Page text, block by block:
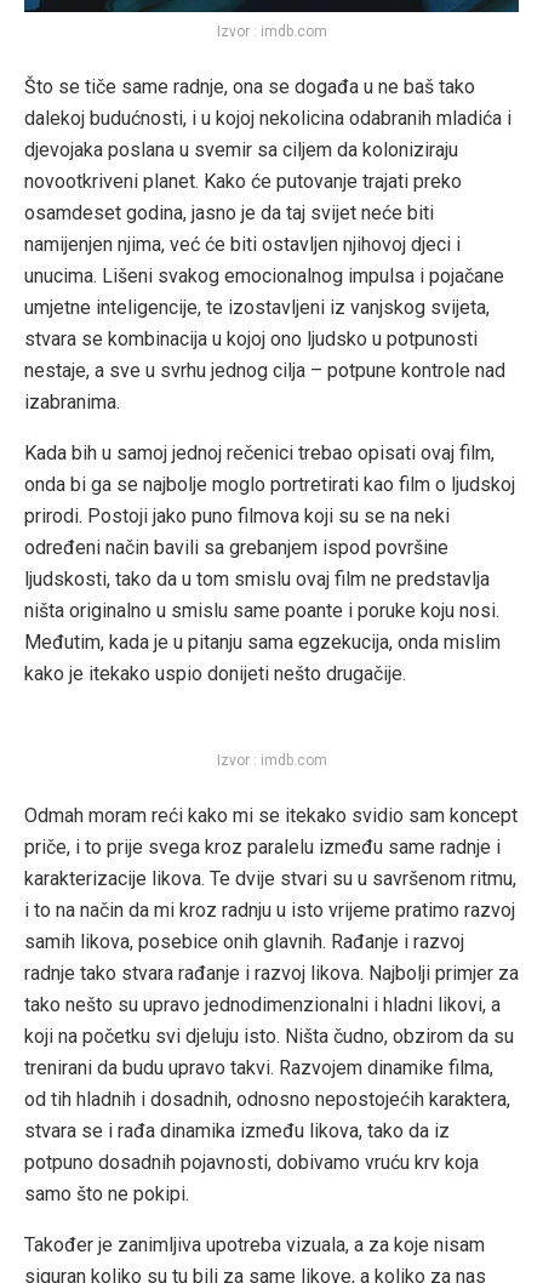
Izvor : imdb.com
Što se tiče same radnje, ona se događa u ne baš tako
dalekoj budućnosti, i u kojoj nekolicina odabranih mladića i
djevojaka poslana u svemir sa ciljem da koloniziraju
novootkriveni planet. Kako će putovanje trajati preko
osamdeset godina, jasno je da taj svijet neće biti
namijenjen njima, već će biti ostavljen njihovoj djeci i
unucima. Lišeni svakog emocionalnog impulsa i pojačane
umjetne inteligencije, te izostavljeni iz vanjskog svijeta,
stvara se kombinacija u kojoj ono ljudsko u potpunosti
nestaje, a sve u svrhu jednog cilja – potpune kontrole nad
izabranima.
Kada bih u samoj jednoj rečenici trebao opisati ovaj film,
onda bi ga se najbolje moglo portretirati kao film o ljudskoj
prirodi. Postoji jako puno filmova koji su se na neki
određeni način bavili sa grebanjem ispod površine
ljudskosti, tako da u tom smislu ovaj film ne predstavlja
ništa originalno u smislu same poante i poruke koju nosi.
Međutim, kada je u pitanju sama egzekucija, onda mislim
kako je itekako uspio donijeti nešto drugačije.
Izvor : imdb.com
Odmah moram reći kako mi se itekako svidio sam koncept
priče, i to prije svega kroz paralelu između same radnje i
karakterizacije likova. Te dvije stvari su u savršenom ritmu,
i to na način da mi kroz radnju u isto vrijeme pratimo razvoj
samih likova, posebice onih glavnih. Rađanje i razvoj
radnje tako stvara rađanje i razvoj likova. Najbolji primjer za
tako nešto su upravo jednodimenzionalni i hladni likovi, a
koji na početku svi djeluju isto. Ništa čudno, obzirom da su
trenirani da budu upravo takvi. Razvojem dinamike filma,
od tih hladnih i dosadnih, odnosno nepostojećih karaktera,
stvara se i rađa dinamika između likova, tako da iz
potpuno dosadnih pojavnosti, dobivamo vruću krv koja
samo što ne pokipi.
Također je zanimljiva upotreba vizuala, a za koje nisam
siguran koliko su tu bili za same likove, a koliko za nas